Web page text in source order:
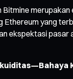
Ethereum yang
ekspektasi